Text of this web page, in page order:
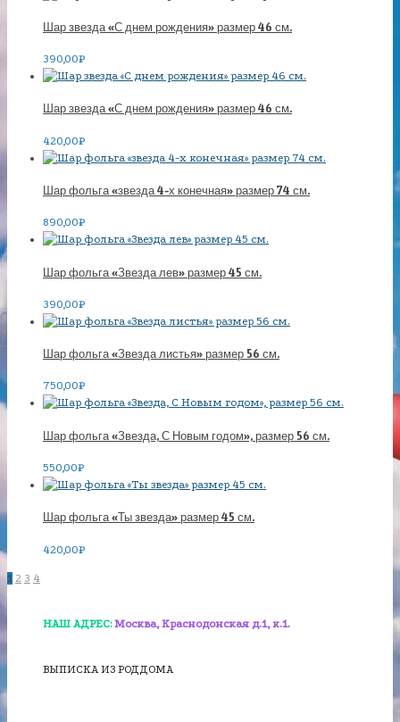
Шар звезда «С днем рождения» размер 46 см.
390,00₽
Шар звезда «С днем рождения» размер 46 см.
420,00₽
Шар фольга «звезда 4-х конечная» размер 74 см.
890,00₽
Шар фольга «Звезда лев» размер 45 см.
390,00₽
Шар фольга «Звезда листья» размер 56 см.
750,00₽
Шар фольга «Звезда, С Новым годом», размер 56 см.
550,00₽
Шар фольга «Ты звезда» размер 45 см.
420,00₽
1 2 3 4
НАШ АДРЕС: Москва, Краснодонская д.1, к.1.
ВЫПИСКА ИЗ РОДДОМА